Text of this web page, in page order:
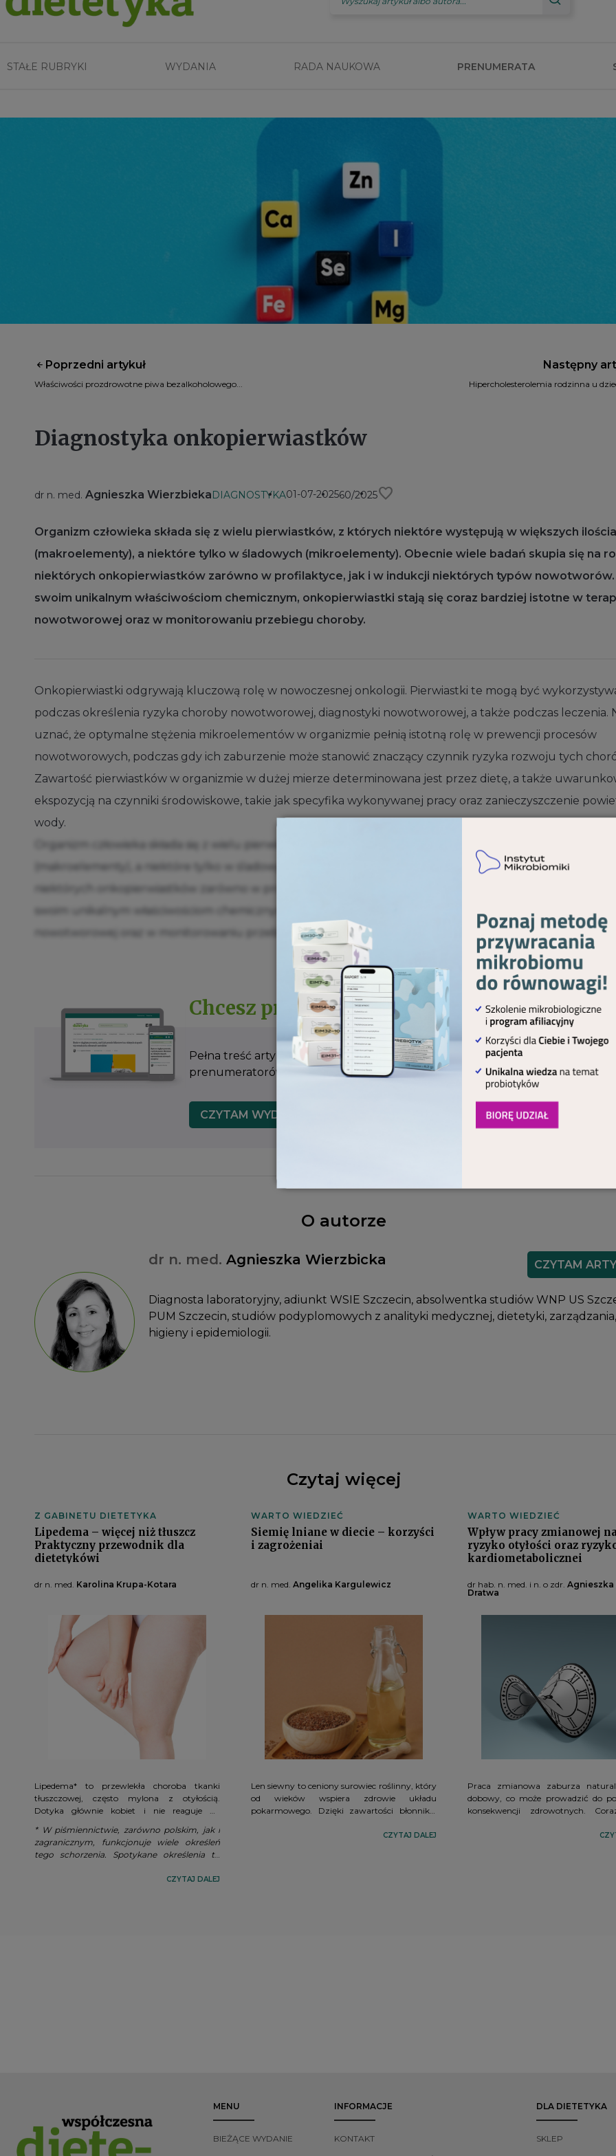
STAŁE RUBRYKI WYDANIA RADA NAUKOWA PRENUMERATA
Poprzedni artykuł
Właściwości prozdrowotne piwa bezalkoholowego...
Następny
Hipercholesterolemia rodzinna u
Diagnostyka onkopierwiastków
dr n. med. Agnieszka WierzbickaDIAGNOSTYKA01-07-202560/2025favorite
Organizm człowieka składa się z wielu pierwiastków, z których niektóre występują w większych
(makroelementy), a niektóre tylko w śladowych (mikroelementy). Obecnie wiele badań skupia się na
niektórych onkopierwiastków zarówno w profilaktyce, jak i w indukcji niektórych typów nowotworów.
swoim unikalnym właściwościom chemicznym, onkopierwiastki stają się coraz bardziej istotne w
nowotworowej oraz w monitorowaniu przebiegu choroby.
Onkopierwiastki odgrywają kluczową rolę w nowoczesnej onkologii. Pierwiastki te mogą być
podczas określenia ryzyka choroby nowotworowej, diagnostyki nowotworowej, a także podczas leczenia.
uznać, że optymalne stężenia mikroelementów w organizmie pełnią istotną rolę w prewencji procesów
nowotworowych, podczas gdy ich zaburzenie może stanowić znaczący czynnik ryzyka rozwoju tych
Zawartość pierwiastków w organizmie w dużej mierze determinowana jest przez dietę, a także
ekspozycją na czynniki środowiskowe, takie jak specyfika wykonywanej pracy oraz zanieczyszczenie
wody.
Organizm człowieka składa się z wielu pierwiastków, z których niektóre występują w większych ilościach
(makroelementy), a niektóre tylko w śladowych (mikroelementy). Obecnie wiele badań skupia się na roli
niektórych onkopierwiastków zarówno w profilaktyce, jak i w indukcji niektórych typów nowotworów.
swoim unikalnym właściwościom chemicznym, onkopierwiastki stają się coraz bardziej istotne w terapii
nowotworowej oraz w monitorowaniu przebiegu choroby.
Chcesz przeczytać więcej?
Pełna treść artykułu, wraz z załącznikami do pobrania, dostępna jest dla
prenumeratorów czasopisma, po zalogowaniu się.
CZYTAM WYDANIE
Masz już
Zaloguj się.
O autorze
dr n. med. Agnieszka Wierzbicka CZYTAM
Diagnosta laboratoryjny, adiunkt WSIE Szczecin, absolwentka studiów WNP US
PUM Szczecin, studiów podyplomowych z analityki medycznej, dietetyki, zarządzania,
higieny i epidemiologii.
Czytaj więcej
Z GABINETU DIETETYKA
Lipedema – więcej niż tłuszcz
Praktyczny przewodnik dla
dietetykówi
dr n. med. Karolina Krupa-Kotara
Lipedema* to przewlekła choroba tkanki
tłuszczowej, często mylona z otyłością.
Dotyka głównie kobiet i nie reaguje na
wyzwanie – właściwe rozpoznanie i podejście
mogą znacząco poprawić jakość życia
pacjentek.
* W piśmiennictwie, zarówno polskim, jak i
zagranicznym, funkcjonuje wiele określeń
tego schorzenia. Spotykane określenia to
obrzęk tłuszczowy, zespół bolesnego
CZYTAJ DALEJ
WARTO WIEDZIEĆ
Siemię lniane w diecie – korzyści
i zagrożeniai
dr n. med. Angelika Kargulewicz
Len siewny to ceniony surowiec roślinny, który
od wieków wspiera zdrowie układu
pokarmowego. Dzięki zawartości błonnika,
działanie przeciwzapalne, osłaniające, a także
CZYTAJ DALEJ
WARTO WIEDZIEĆ
Wpływ pracy zmianowej
ryzyko otyłości oraz
kardiometabolicznei
dr hab. n. med. i n. o zdr. Agnieszka
Dratwa
Praca zmianowa zaburza
dobowy, co może prowadzić do
konsekwencji zdrowotnych.
nieregularnym trybem życia a
MENU
BIEŻĄCE WYDANIE
INFORMACJE
KONTAKT
DLA DIETETYKA
SKLEP